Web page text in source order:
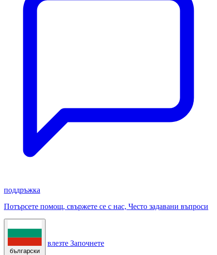
поддръжка
Потърсете помощ, свържете се с нас, Често задавани въпроси
български
влезте Започнете